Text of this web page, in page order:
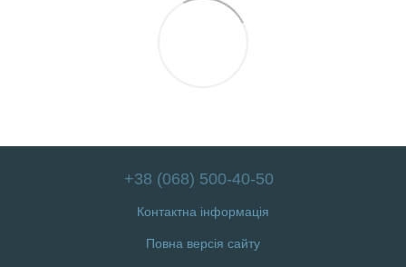
+38 (068) 500-40-50
Контактна інформація
Повна версія сайту